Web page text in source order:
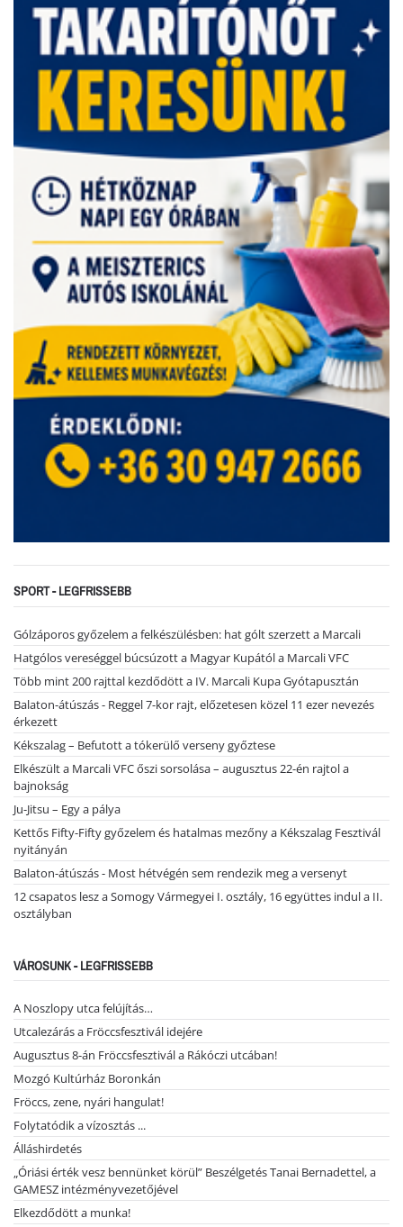
SPORT - LEGFRISSEBB
Gólzáporos győzelem a felkészülésben: hat gólt szerzett a Marcali
Hatgólos vereséggel búcsúzott a Magyar Kupától a Marcali VFC
Több mint 200 rajttal kezdődött a IV. Marcali Kupa Gyótapusztán
Balaton-átúszás - Reggel 7-kor rajt, előzetesen közel 11 ezer nevezés
érkezett
Kékszalag – Befutott a tókerülő verseny győztese
Elkészült a Marcali VFC őszi sorsolása – augusztus 22-én rajtol a
bajnokság
Ju-Jitsu – Egy a pálya
Kettős Fifty-Fifty győzelem és hatalmas mezőny a Kékszalag Fesztivál
nyitányán
Balaton-átúszás - Most hétvégén sem rendezik meg a versenyt
12 csapatos lesz a Somogy Vármegyei I. osztály, 16 együttes indul a II.
osztályban
VÁROSUNK - LEGFRISSEBB
A Noszlopy utca felújítás…
Utcalezárás a Fröccsfesztivál idejére
Augusztus 8-án Fröccsfesztivál a Rákóczi utcában!
Mozgó Kultúrház Boronkán
Fröccs, zene, nyári hangulat!
Folytatódik a vízosztás ...
Álláshirdetés
„Óriási érték vesz bennünket körül” Beszélgetés Tanai Bernadettel, a
GAMESZ intézményvezetőjével
Elkezdődött a munka!